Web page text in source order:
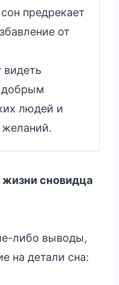
предрекает
от
видеть
добрым
людей и
жизни сновидца
либо выводы,
на детали сна: